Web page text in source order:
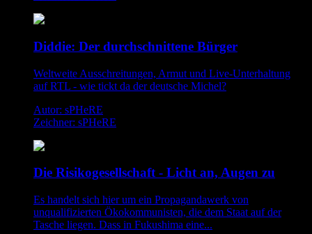
Diddie: Der durchschnittene Bürger
Weltweite Ausschreitungen, Armut und Live-Unterhaltung
auf RTL - wie tickt da der deutsche Michel?
Autor: sPHeRE
Zeichner: sPHeRE
Die Risikogesellschaft - Licht an, Augen zu
Es handelt sich hier um ein Propagandawerk von
unqualifizierten Ökokommunisten, die dem Staat auf der
Tasche liegen. Dass in Fukushima eine...